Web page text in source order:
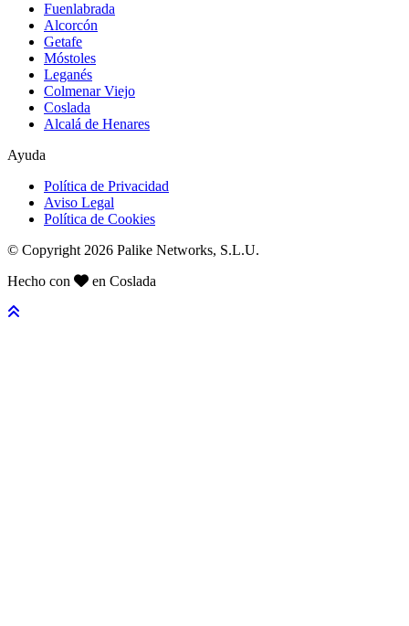
Fuenlabrada
Alcorcón
Getafe
Móstoles
Leganés
Colmenar Viejo
Coslada
Alcalá de Henares
Ayuda
Política de Privacidad
Aviso Legal
Política de Cookies
© Copyright 2026 Palike Networks, S.L.U.
Hecho con
en Coslada